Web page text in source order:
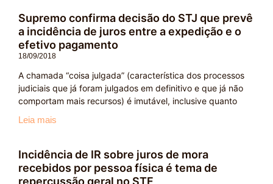
Supremo confirma decisão do STJ que prevê
a incidência de juros entre a expedição e o
efetivo pagamento
18/09/2018
A chamada “coisa julgada” (característica dos processos
judiciais que já foram julgados em definitivo e que já não
comportam mais recursos) é imutável, inclusive quanto
Leia mais
Incidência de IR sobre juros de mora
recebidos por pessoa física é tema de
repercussão geral no STF